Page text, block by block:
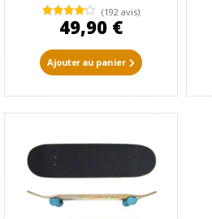
(192 avis)
49,90 €
Ajouter au panier